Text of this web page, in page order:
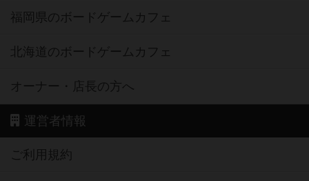
福岡県のボードゲームカフェ
北海道のボードゲームカフェ
オーナー・店長の方へ
運営者情報
ご利用規約